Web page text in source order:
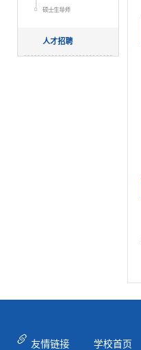
硕士生导师
人才招聘
友情链接 学校首页